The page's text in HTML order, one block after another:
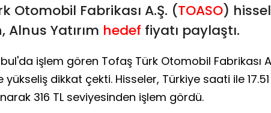
Otomobil Fabrikası A.Ş. (TOASO)
Alnus Yatırım hedef fiyatı paylaştı.
işlem gören Tofaş Türk Otomobil Fabrikası
yükseliş dikkat çekti. Hisseler, Türkiye saati ile
316 TL seviyesinden işlem gördü.